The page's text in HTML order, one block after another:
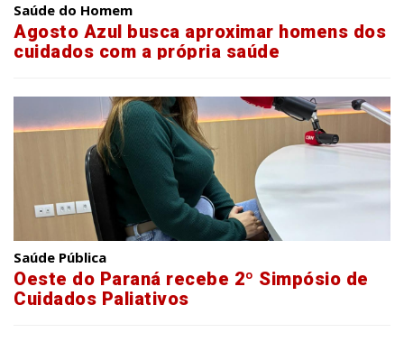
Saúde do Homem
Agosto Azul busca aproximar homens dos
cuidados com a própria saúde
Saúde Pública
Oeste do Paraná recebe 2º Simpósio de
Cuidados Paliativos